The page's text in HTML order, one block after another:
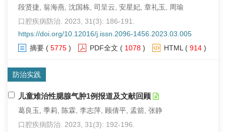
段贤捷, 翁海燕, 沈国栋, 司呈云, 安星妃, 章礼玉, 周瑜
口腔疾病防治. 2023, 31(3): 186-191.
https://doi.org/10.12016/j.issn.2096-1456.2023.03.005
摘要 ( 5775 ) PDF全文 ( 1078 ) HTML ( 914 )
防治实践
儿童难治性腮腺气肿1例报道及文献回顾
葛良玉, 季莉, 陈霖, 李志萍, 顾倩平, 孟箭, 张静
口腔疾病防治. 2023, 31(3): 192-196.